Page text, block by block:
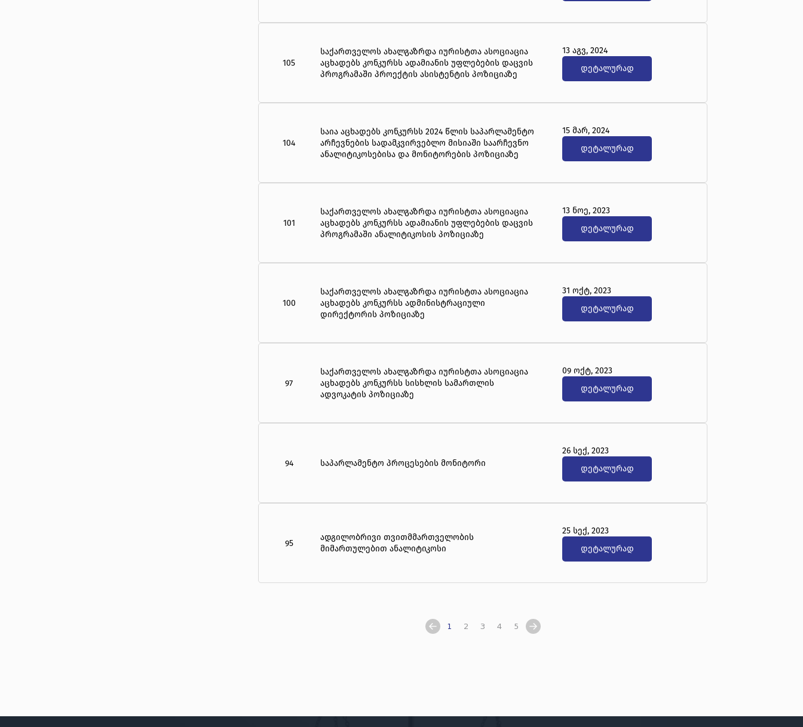
105
საქართველოს ახალგაზრდა იურისტთა ასოციაცია
აცხადებს კონკურსს ადამიანის უფლებების დაცვის
პროგრამაში პროექტის ასისტენტის პოზიციაზე
13 აგვ, 2024
დეტალურად
104
საია აცხადებს კონკურსს 2024 წლის საპარლამენტო
არჩევნების სადამკვირვებლო მისიაში საარჩევნო
ანალიტიკოსებისა და მონიტორების პოზიციაზე
15 მარ, 2024
დეტალურად
101
საქართველოს ახალგაზრდა იურისტთა ასოციაცია
აცხადებს კონკურსს ადამიანის უფლებების დაცვის
პროგრამაში ანალიტიკოსის პოზიციაზე
13 ნოე, 2023
დეტალურად
100
საქართველოს ახალგაზრდა იურისტთა ასოციაცია
აცხადებს კონკურსს ადმინისტრაციული
დირექტორის პოზიციაზე
31 ოქტ, 2023
დეტალურად
97
საქართველოს ახალგაზრდა იურისტთა ასოციაცია
აცხადებს კონკურსს სისხლის სამართლის
ადვოკატის პოზიციაზე
09 ოქტ, 2023
დეტალურად
94 საპარლამენტო პროცესების მონიტორი
26 სექ, 2023
დეტალურად
95
ადგილობრივი თვითმმართველობის
მიმართულებით ანალიტიკოსი
25 სექ, 2023
დეტალურად
1 2 3 4 5